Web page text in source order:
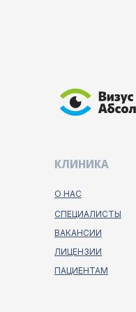
КЛИНИКА
О НАС
СПЕЦИАЛИСТЫ
ВАКАНСИИ
ЛИЦЕНЗИИ
ПАЦИЕНТАМ